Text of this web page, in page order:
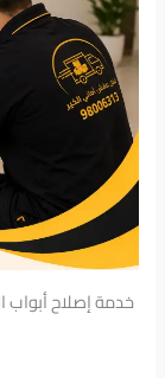
خدمة إصلاح أبواب